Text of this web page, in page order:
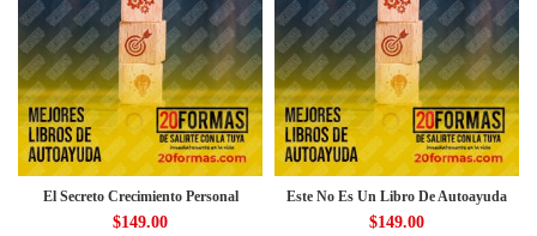
El Secreto Crecimiento Personal
$149.00
Este No Es Un Libro De Autoayuda
$149.00